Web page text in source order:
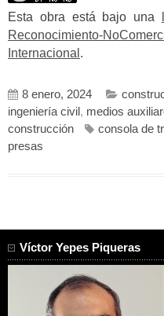
Esta obra está bajo una
Reconocimiento-
Internacional .
8 enero, 2024
ingeniería civil , medios
construcción
consola de
presas
Víctor Yepes Piqueras